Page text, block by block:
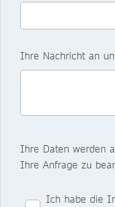
Ihre Nachricht an
Ihre Daten werden
Ihre Anfrage zu
Ich habe die